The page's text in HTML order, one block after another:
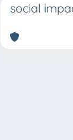
social